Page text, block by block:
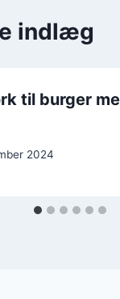
indlæg
til burger
2024